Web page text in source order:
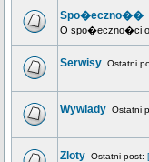
Spo�eczno��
O spo�eczno�ci
Serwisy Ostatni
Wywiady Ostatni
Zloty Ostatni post: